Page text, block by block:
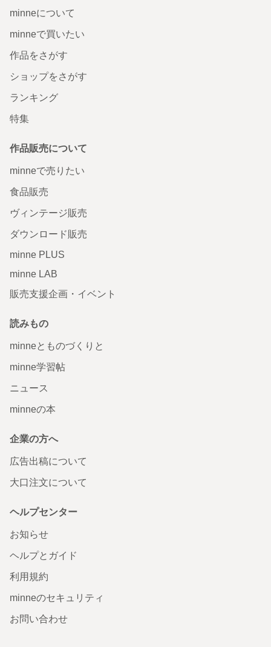
minneについて
minneで買いたい
作品をさがす
ショップをさがす
ランキング
特集
作品販売について
minneで売りたい
食品販売
ヴィンテージ販売
ダウンロード販売
minne PLUS
minne LAB
販売支援企画・イベント
読みもの
minneとものづくりと
minne学習帖
ニュース
minneの本
企業の方へ
広告出稿について
大口注文について
ヘルプセンター
お知らせ
ヘルプとガイド
利用規約
minneのセキュリティ
お問い合わせ